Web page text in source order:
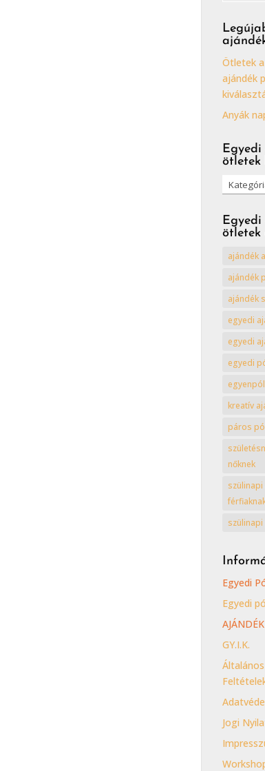
Ötletek
ajándék
Anyák
ötletek
Egyedi
ajándék
ötletek
ötletek
ajándék
ajándék
ajándék
egyedi
egyedi
egyedi
kreatív
páros
nőknek
Egyedi
Egyedi
GY.I.K.
Jogi